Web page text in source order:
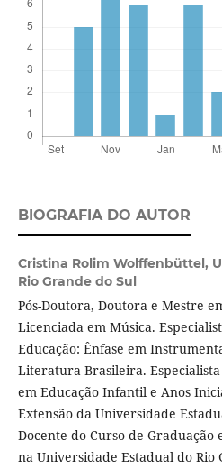
BIOGRAFIA DO AUTOR
Cristina Rolim Wolffenbüttel,
Rio Grande do Sul
Pós-Doutora, Doutora e Mestre
Licenciada em Música.
Educação: Ênfase em
Literatura Brasileira.
em Educação Infantil e Anos
Extensão da Universidade
Docente do Curso de
na Universidade Estadual do Rio